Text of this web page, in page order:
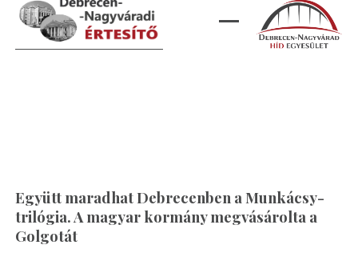
Együtt maradhat Debrecenben a Munkácsy-
trilógia. A magyar kormány megvásárolta a
Golgotát